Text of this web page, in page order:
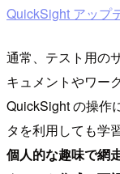
QuickSight アップ
通常、テスト用の
キュメントやワー
QuickSight の操作
タを利用しても学
個人的な趣味で網